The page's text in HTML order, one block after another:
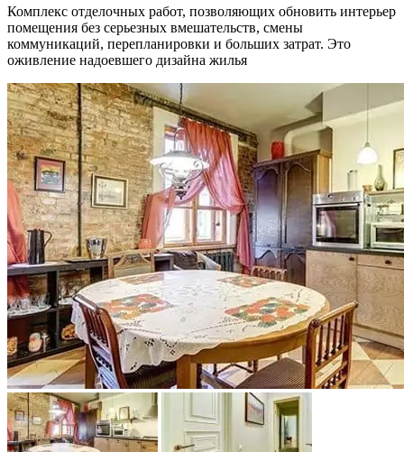
Комплекс отделочных работ, позволяющих обновить интерьер
помещения без серьезных вмешательств, смены
коммуникаций, перепланировки и больших затрат. Это
оживление надоевшего дизайна жилья